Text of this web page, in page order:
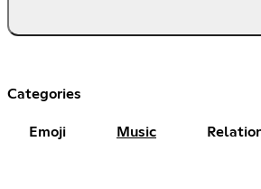
Categories
Emoji Music